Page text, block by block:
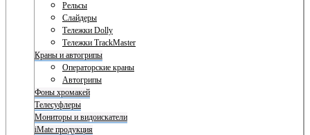
Рельсы
Слайдеры
Тележки Dolly
Тележки TrackMaster
Краны и автогрипы
Операторские краны
Автогрипы
Фоны хромакей
Телесуфлеры
Мониторы и видоискатели
iMate продукция